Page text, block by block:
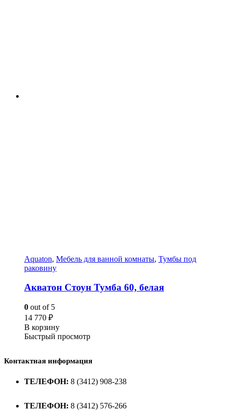
Aquaton, Мебель для ванной комнаты, Тумбы под
раковину
Акватон Стоун Тумба 60, белая
0 out of 5
14 770 ₽
В корзину
Быстрый просмотр
Контактная информация
ТЕЛЕФОН: 8 (3412) 908-238
ТЕЛЕФОН: 8 (3412) 576-266